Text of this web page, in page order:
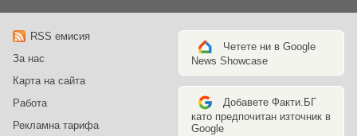
RSS емисия
За нас
Карта на сайта
Работа
Рекламна тарифа
Четете ни в Google
News Showcase
Добавете Факти.БГ
като предпочитан източник в
Google